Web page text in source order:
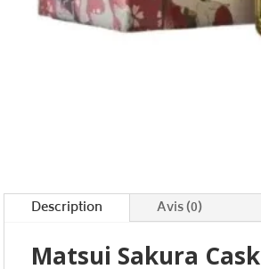
Description Avis (0)
Matsui Sakura Cask